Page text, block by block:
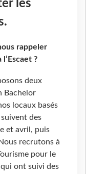
les
rappeler
?
deux
Bachelor
locaux basés
des
et avril, puis
recrutons à
pour le
ont suivi des